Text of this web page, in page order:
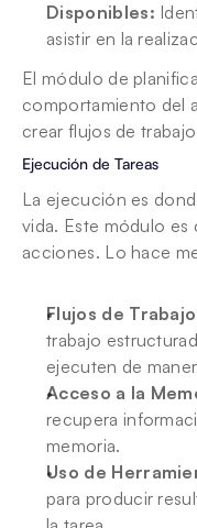
Disponibles:
asistir en la
El módulo de
comportamiento del
crear flujos de
Ejecución de Tareas
La ejecución es
vida. Este módulo es
acciones. Lo hace
Flujos de
trabajo
ejecuten de
Acceso a la
recupera
memoria.
Uso de
para producir